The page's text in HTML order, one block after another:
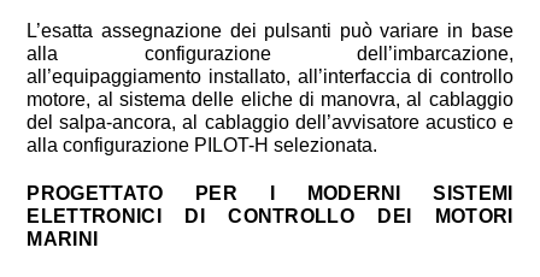
L’esatta assegnazione dei pulsanti può variare in base
alla configurazione dell’imbarcazione,
all’equipaggiamento installato, all’interfaccia di controllo
motore, al sistema delle eliche di manovra, al cablaggio
del salpa-ancora, al cablaggio dell’avvisatore acustico e
alla configurazione PILOT-H selezionata.
PROGETTATO PER I MODERNI SISTEMI
ELETTRONICI DI CONTROLLO DEI MOTORI
MARINI